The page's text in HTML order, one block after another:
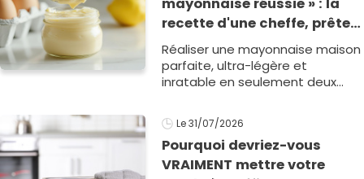
recette d'une cheffe, prête
en 2 minutes et bien
meilleure pour la santé
Réaliser une mayonnaise maison
parfaite, ultra-légère et
inratable en seulement deux
Justine Piluso a partagé sur
Instagram sa méthode in1
Le 31/07/2026
Pourquoi devriez-vous
VRAIMENT mettre votre